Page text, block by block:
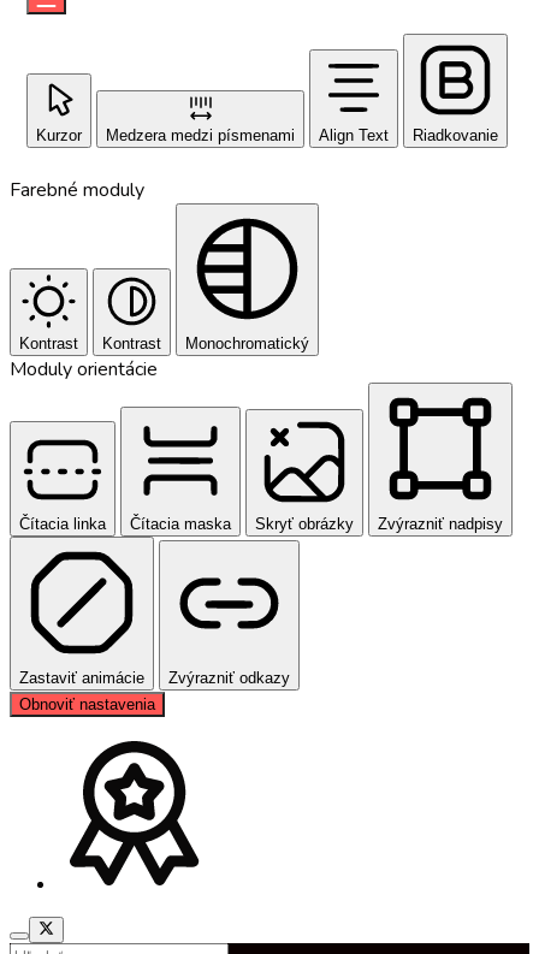
Kurzor Medzera medzi písmenami Align Text Riadkovanie
Farebné moduly
Kontrast Kontrast Monochromatický
Moduly orientácie
Čítacia linka Čítacia maska Skryť obrázky Zvýrazniť nadpisy
Zastaviť animácie
Zvýrazniť odkazy
Obnoviť nastavenia